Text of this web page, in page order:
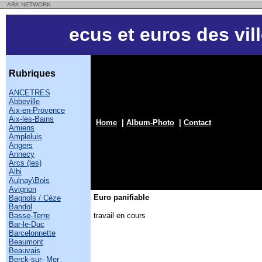
ARK NETWORK
ecus et euros des
Rubriques
ANCETRES
Abbeville
Aix-en-Provence
Aix-les-Bains
Amiens
Ampleluis
Angers
Annecy
Arcs (les)
Albi
Aulnay\Bois
Avignon
Bagnols / Cèze
Bandol
Basse-Terre
Bar-le-Duc
Barcelonnette
Beaumont
Beauvais
Berck-sur- Mer
Home Album-Photo Contact
Euro panifiable
travail en cours